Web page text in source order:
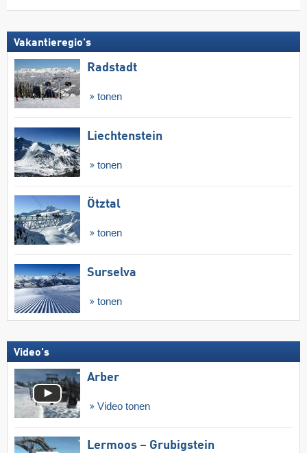
Vakantieregio's
Radstadt
tonen
Liechtenstein
tonen
Ötztal
tonen
Surselva
tonen
Video's
Arber
Video tonen
Lermoos – Grubigstein